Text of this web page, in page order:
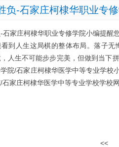
负-石家庄柯棣华职业专
石家庄柯棣华职业专修学院小编提
到人生这局棋的整体布局。落子
人生不可能步步完美，但做到当下
院/石家庄柯棣华医学中等专业学校
石家庄柯棣华医学中等专业学校学校
<<